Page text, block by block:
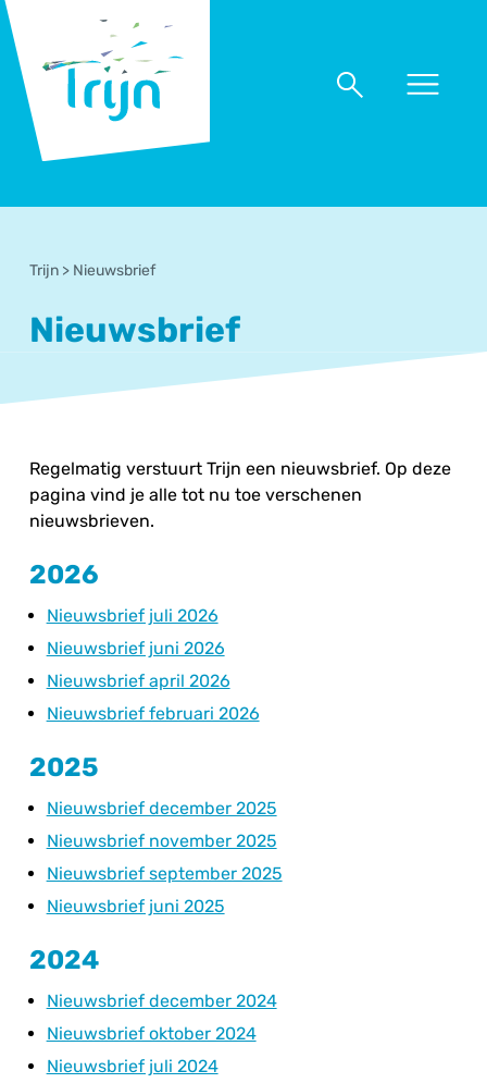
Trijn
Naar
Naar
Trijn > Nieuwsbrief
Nieuwsbrief
Regelmatig verstuurt Trijn een nieuwsbrief. Op deze
pagina vind je alle tot nu toe verschenen
nieuwsbrieven.
2026
Nieuwsbrief juli 2026
Nieuwsbrief juni 2026
Nieuwsbrief april 2026
Nieuwsbrief februari 2026
2025
Nieuwsbrief december 2025
Nieuwsbrief november 2025
Nieuwsbrief september 2025
Nieuwsbrief juni 2025
2024
Nieuwsbrief december 2024
Nieuwsbrief oktober 2024
Nieuwsbrief juli 2024